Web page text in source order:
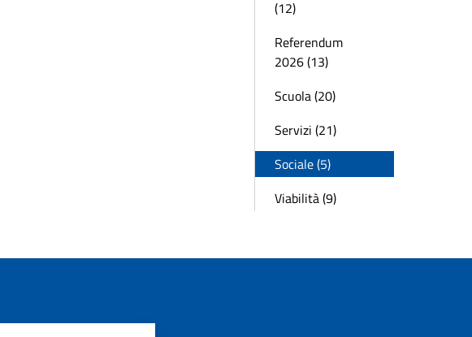
(12)
Referendum
2026 (13)
Scuola (20)
Servizi (21)
Sociale (5)
Viabilità (9)